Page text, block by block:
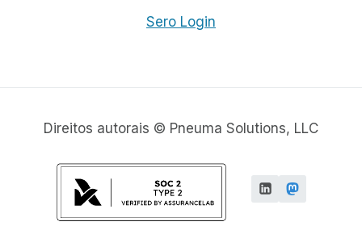
Sero Login
Direitos autorais © Pneuma Solutions, LLC